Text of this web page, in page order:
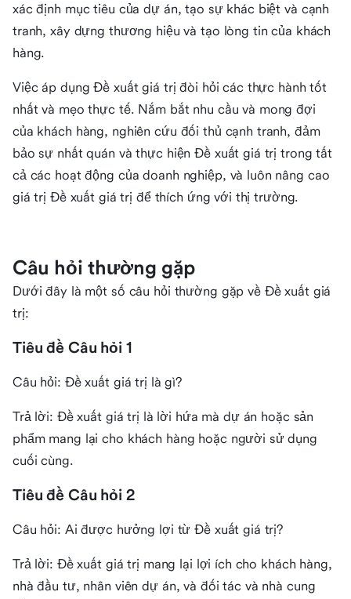
xác định mục tiêu của dự án, tạo sự khác biệt và cạnh
tranh, xây dựng thương hiệu và tạo lòng tin của khách
hàng.
Việc áp dụng Đề xuất giá trị đòi hỏi các thực hành tốt
nhất và mẹo thực tế. Nắm bắt nhu cầu và mong đợi
của khách hàng, nghiên cứu đối thủ cạnh tranh, đảm
bảo sự nhất quán và thực hiện Đề xuất giá trị trong tất
cả các hoạt động của doanh nghiệp, và luôn nâng cao
giá trị Đề xuất giá trị để thích ứng với thị trường.
Câu hỏi thường gặp
Dưới đây là một số câu hỏi thường gặp về Đề xuất giá
trị:
Tiêu đề Câu hỏi 1
Câu hỏi: Đề xuất giá trị là gì?
Trả lời: Đề xuất giá trị là lời hứa mà dự án hoặc sản
phẩm mang lại cho khách hàng hoặc người sử dụng
cuối cùng.
Tiêu đề Câu hỏi 2
Câu hỏi: Ai được hưởng lợi từ Đề xuất giá trị?
Trả lời: Đề xuất giá trị mang lại lợi ích cho khách hàng,
nhà đầu tư, nhân viên dự án, và đối tác và nhà cung